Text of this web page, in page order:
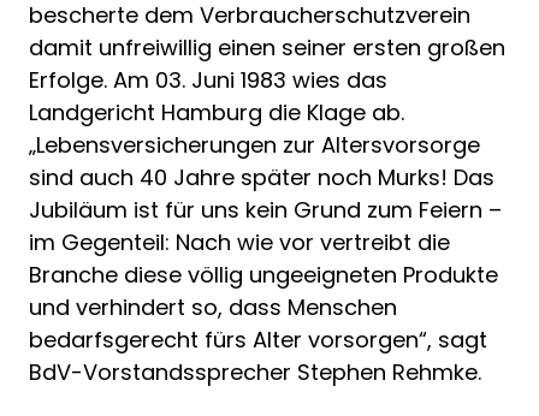
bescherte dem Verbraucherschutzverein
damit unfreiwillig einen seiner ersten großen
Erfolge. Am 03. Juni 1983 wies das
Landgericht Hamburg die Klage ab.
„Lebensversicherungen zur Altersvorsorge
sind auch 40 Jahre später noch Murks! Das
Jubiläum ist für uns kein Grund zum Feiern –
im Gegenteil: Nach wie vor vertreibt die
Branche diese völlig ungeeigneten Produkte
und verhindert so, dass Menschen
bedarfsgerecht fürs Alter vorsorgen“, sagt
BdV-Vorstandssprecher Stephen Rehmke.